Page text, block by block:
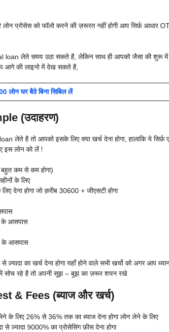
प्रोसेस को फॉलो करने की ज़रूरत नहीं होगी आप सिर्फ़ आधार
loan लेते समय उठा सकते है, लेकिन साथ ही आपको जैसा की शुरू में
आगे की लाइनो में देख सकते है,
घर बैठे बिना सिबिल लें
(उदाहरण)
लेते है तो आपको इसके लिए क्या खर्च देना होगा, हालाकि ये सिर्फ़
इस लोन को लें !
कम से कम होगा)
के लिए
देना होगा जो क़रीब 30600 + जीएसटी होगा
के आसपास
के आसपास
का खर्च देना होगा यहाँ होने वाले सभी खर्चो को अगर आप
में सोच रहे है तो अपनी सूझ – बुझ का ज़रूर शयन रखे
& Fees (ब्याज और खर्च)
लिए 26% से 36% तक का ब्याज देना होगा लोन लेने के लिए
9000% का प्रोसेसिंग फ़ीस देना होगा